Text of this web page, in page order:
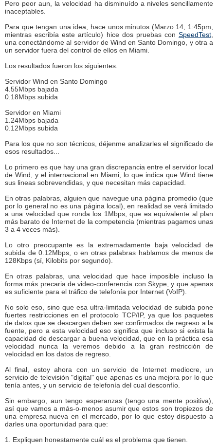
Pero peor aun, la velocidad ha disminuído a niveles sencillamente
inaceptables.
Para que tengan una idea, hace unos minutos (Marzo 14, 1:45pm,
mientras escribía este artículo) hice dos pruebas con SpeedTest
una conectándome al servidor de Wind en Santo Domingo, y otra a
un servidor fuera del control de ellos en Miami.
Los resultados fueron los siguientes:
Servidor Wind en Santo Domingo
4.55Mbps bajada
0.18Mbps subida
Servidor en Miami
1.24Mbps bajada
0.12Mbps subida
Para los que no son técnicos, déjenme analizarles el significado de
esos resultados...
Lo primero es que hay una gran discrepancia entre el servidor local
de Wind, y el internacional en Miami, lo que indica que Wind tiene
sus lineas sobrevendidas, y que necesitan más capacidad.
En otras palabras, alguien que navegue una página promedio (que
por lo general no es una página local), en realidad se verá limitado
a una velocidad que ronda los 1Mbps, que es equivalente al plan
más barato de Internet de la competencia (mientras pagamos unas
3 a 4 veces más).
Lo otro preocupante es la extremadamente baja velocidad de
subida de 0.12Mbps, o en otras palabras hablamos de menos de
128Kbps (sí, Kilobits por segundo).
En otras palabras, una velocidad que hace imposible incluso la
forma más precaria de video-conferencia con Skype, y que apenas
es suficiente para el tráfico de telefonía por Internet (VoIP).
No solo eso, sino que esa ultra-limitada velocidad de subida pone
fuertes restricciones en el protocolo TCP/IP, ya que los paquetes
de datos que se descargan deben ser confirmados de regreso a la
fuente, pero a esta velocidad eso significa que incluso si exista la
capacidad de descargar a buena velocidad, que en la práctica esa
velocidad nunca la veremos debido a la gran restricción de
velocidad en los datos de regreso.
Al final, estoy ahora con un servicio de Internet mediocre, un
servicio de televisión "digital" que apenas es una mejora por lo que
tenía antes, y un servicio de telefonía del cual desconfío.
Sin embargo, aun tengo esperanzas (tengo una mente positiva),
así que vamos a más-o-menos asumir que estos son tropiezos de
una empresa nueva en el mercado, por lo que estoy dispuesto a
darles una oportunidad para que:
1. Expliquen honestamente cuál es el problema que tienen.